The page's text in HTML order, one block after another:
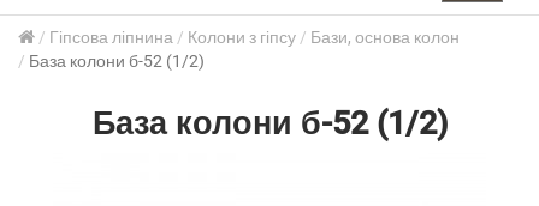
Гіпсова ліпнина Колони з гіпсу
Бази, основа колон
База колони б-52 (1/2)
База колони б-52 (1/2)